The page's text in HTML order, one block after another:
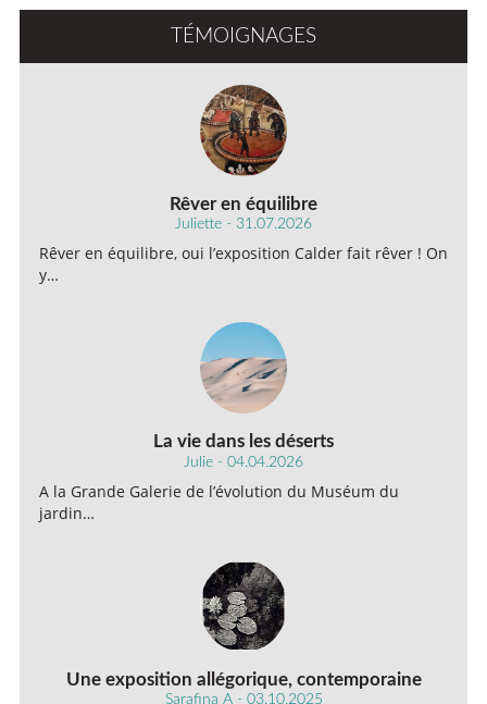
TÉMOIGNAGES
Rêver en équilibre
Juliette - 31.07.2026
Rêver en équilibre, oui l’exposition Calder fait rêver ! On
y…
La vie dans les déserts
Julie - 04.04.2026
A la Grande Galerie de l’évolution du Muséum du
jardin…
Une exposition allégorique, contemporaine
Sarafina A - 03.10.2025